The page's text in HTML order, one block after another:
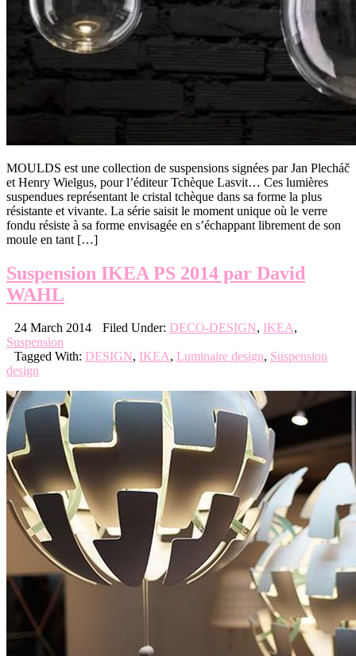
MOULDS est une collection de suspensions signées par Jan Plecháč
et Henry Wielgus, pour l’éditeur Tchèque Lasvit… Ces lumières
suspendues représentant le cristal tchèque dans sa forme la plus
résistante et vivante. La série saisit le moment unique où le verre
fondu résiste à sa forme envisagée en s’échappant librement de son
moule en tant […]
Suspension IKEA PS 2014 par David
WAHL
24 March 2014 Filed Under: DECO-DESIGN, IKEA,
Suspension
Tagged With: DESIGN, IKEA, Luminaire design, Suspension
design